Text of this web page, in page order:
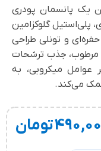
یک پانسمان پودری
پلی‌استیل گلوکزامین
و تونلی طراحی
جذب ترشحات
میکروبی، به
می‌کند.
تومان